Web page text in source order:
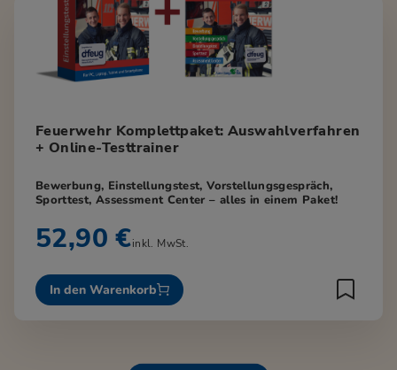
Feuerwehr Komplettpaket: Auswahlverfahren
+ Online-Testtrainer
Bewerbung, Einstellungstest, Vorstellungsgespräch,
Sporttest, Assessment Center – alles in einem Paket!
52,90 €inkl. MwSt.
In den Warenkorb